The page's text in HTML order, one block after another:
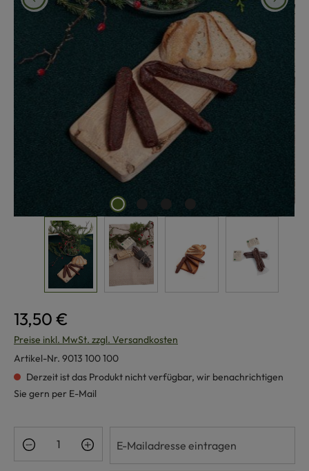
13,50 €
Preise inkl. MwSt. zzgl. Versandkosten
Artikel-Nr. 9013 100 100
Derzeit ist das Produkt nicht verfügbar, wir benachrichtigen
Sie gern per E-Mail